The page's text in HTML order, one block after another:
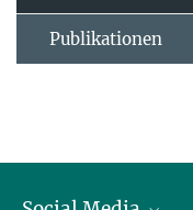
Publikationen